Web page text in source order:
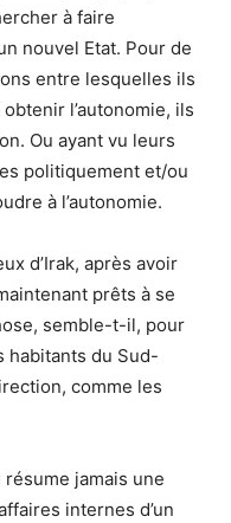
à faire
nouvel Etat. Pour de
entre lesquelles ils
l’autonomie, ils
Ou ayant vu leurs
politiquement et/ou
à l’autonomie.
d’Irak, après avoir
prêts à se
semble-t-il, pour
habitants du Sud-
comme les
résume jamais une
internes d’un